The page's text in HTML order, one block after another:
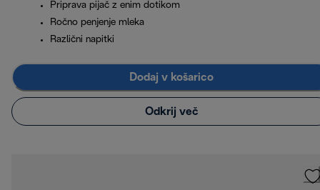
Priprava pijač z enim dotikom
Ročno penjenje mleka
Različni napitki
Dodaj v košarico
Odkrij več